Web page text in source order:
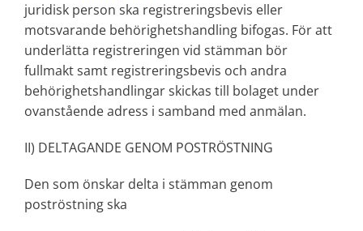
juridisk person ska registreringsbevis eller
motsvarande behörighetshandling bifogas. För att
underlätta registreringen vid stämman bör
fullmakt samt registreringsbevis och andra
behörighetshandlingar skickas till bolaget under
ovanstående adress i samband med anmälan.
II) DELTAGANDE GENOM POSTRÖSTNING
Den som önskar delta i stämman genom
poströstning ska